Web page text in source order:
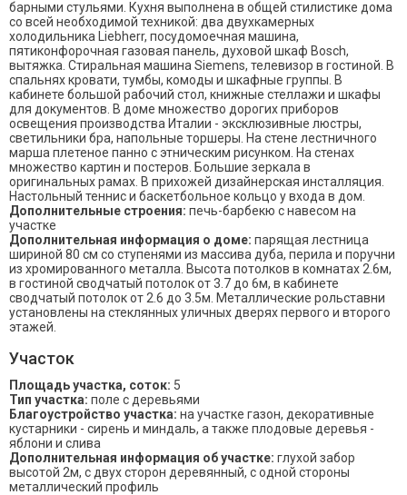
барными стульями. Кухня выполнена в общей стилистике дома
со всей необходимой техникой: два двухкамерных
холодильника Liebherr, посудомоечная машина,
пятиконфорочная газовая панель, духовой шкаф Bosch,
вытяжка. Стиральная машина Siemens, телевизор в гостиной. В
спальнях кровати, тумбы, комоды и шкафные группы. В
кабинете большой рабочий стол, книжные стеллажи и шкафы
для документов. В доме множество дорогих приборов
освещения производства Италии - эксклюзивные люстры,
светильники бра, напольные торшеры. На стене лестничного
марша плетеное панно с этническим рисунком. На стенах
множество картин и постеров. Большие зеркала в
оригинальных рамах. В прихожей дизайнерская инсталляция.
Настольный теннис и баскетбольное кольцо у входа в дом.
Дополнительные строения: печь-барбекю с навесом на
участке
Дополнительная информация о доме: парящая лестница
шириной 80 см со ступенями из массива дуба, перила и поручни
из хромированного металла. Высота потолков в комнатах 2.6м,
в гостиной сводчатый потолок от 3.7 до 6м, в кабинете
сводчатый потолок от 2.6 до 3.5м. Металлические рольставни
установлены на стеклянных уличных дверях первого и второго
этажей.
Участок
Площадь участка, соток: 5
Тип участка: поле с деревьями
Благоустройство участка: на участке газон, декоративные
кустарники - сирень и миндаль, а также плодовые деревья -
яблони и слива
Дополнительная информация об участке: глухой забор
высотой 2м, с двух сторон деревянный, с одной стороны
металлический профиль